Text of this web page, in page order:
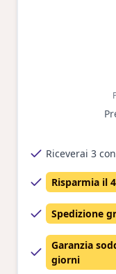
Riceverai 3
Risparmia il
Spedizione
Garanzia
giorni